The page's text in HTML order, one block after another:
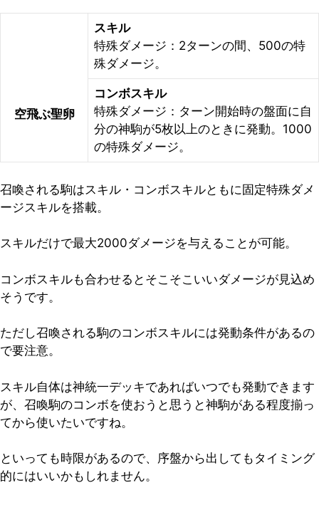
空飛ぶ聖卵
スキル
特殊ダメージ：2ターンの間、500の特
殊ダメージ。
コンボスキル
特殊ダメージ：ターン開始時の盤面に自
分の神駒が5枚以上のときに発動。1000
の特殊ダメージ。
召喚される駒はスキル・コンボスキルともに固定特殊ダメ
ージスキルを搭載。
スキルだけで最大2000ダメージを与えることが可能。
コンボスキルも合わせるとそこそこいいダメージが見込め
そうです。
ただし召喚される駒のコンボスキルには発動条件があるの
で要注意。
スキル自体は神統一デッキであればいつでも発動できます
が、召喚駒のコンボを使おうと思うと神駒がある程度揃っ
てから使いたいですね。
といっても時限があるので、序盤から出してもタイミング
的にはいいかもしれません。